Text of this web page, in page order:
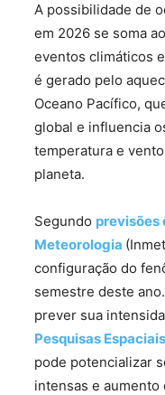
A possibilidade de
em 2026 se soma
eventos climáticos
é gerado pelo
Oceano Pacífico,
global e influencia
temperatura e
planeta.
Segundo previsões
Meteorologia
configuração do
semestre deste
prever sua
Pesquisas
pode potencializar
intensas e aumento